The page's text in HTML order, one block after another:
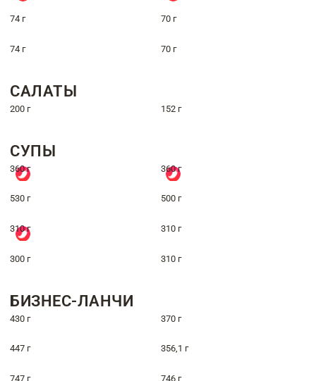
74 г 70 г
74 г 70 г
САЛАТЫ
200 г 152 г
СУПЫ
360 г 360 г
530 г 500 г
310 г 310 г
300 г 310 г
БИЗНЕС-ЛАНЧИ
430 г 370 г
447 г 356,1 г
747 г 746 г